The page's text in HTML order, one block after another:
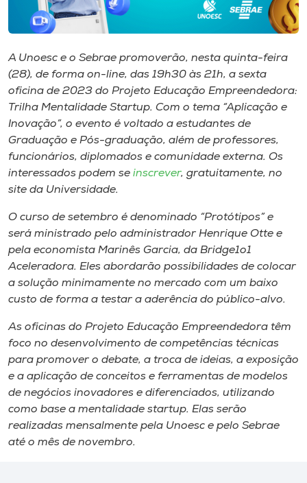
CPA
Biblioteca
Editora
Rádio
Unoesc
Store
Selecione
o idioma
A+
A-
A Unoesc e o Sebrae promoverão, nesta quinta-feira
(28), de forma on-line, das 19h30 às 21h, a sexta
oficina de 2023 do Projeto Educação Empreendedora:
Trilha Mentalidade Startup. Com o tema “Aplicação e
Inovação”, o evento é voltado a estudantes de
Graduação e Pós-graduação, além de professores,
funcionários, diplomados e comunidade externa. Os
interessados podem se inscrever, gratuitamente, no
site da Universidade.
O curso de setembro é denominado “Protótipos” e
será ministrado pelo administrador Henrique Otte e
pela economista Marinês Garcia, da Bridge1o1
Aceleradora. Eles abordarão possibilidades de colocar
a solução minimamente no mercado com um baixo
custo de forma a testar a aderência do público-alvo.
As oficinas do Projeto Educação Empreendedora têm
foco no desenvolvimento de competências técnicas
para promover o debate, a troca de ideias, a exposição
e a aplicação de conceitos e ferramentas de modelos
de negócios inovadores e diferenciados, utilizando
como base a mentalidade startup. Elas serão
realizadas mensalmente pela Unoesc e pelo Sebrae
até o mês de novembro.